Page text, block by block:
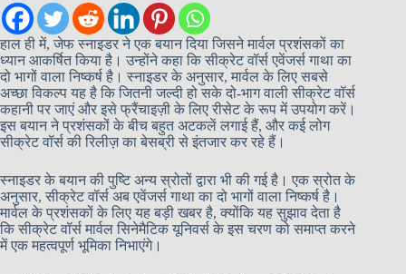
हाल ही में, जेफ स्नाइडर ने एक बयान दिया जिसने मार्वल प्रशंसकों का
ध्यान आकर्षित किया है। उन्होंने कहा कि सीक्रेट वॉर्स एवेंजर्स गाथा का
दो भागों वाला निष्कर्ष है। स्नाइडर के अनुसार, मार्वल के लिए सबसे
अच्छा विकल्प यह है कि जितनी जल्दी हो सके दो-भाग वाली सीक्रेट वॉर्स
कहानी पर जाएं और इसे फ्रैंचाइज़ी के लिए रीसेट के रूप में उपयोग करें।
इस बयान ने प्रशंसकों के बीच बहुत अटकलें लगाई हैं, और कई लोग
सीक्रेट वॉर्स की रिलीज़ का बेसब्री से इंतजार कर रहे हैं।
स्नाइडर के बयान की पुष्टि अन्य स्रोतों द्वारा भी की गई है। एक स्रोत के
अनुसार, सीक्रेट वॉर्स अब एवेंजर्स गाथा का दो भागों वाला निष्कर्ष है।
मार्वल के प्रशंसकों के लिए यह बड़ी खबर है, क्योंकि यह सुझाव देता है
कि सीक्रेट वॉर्स मार्वल सिनेमैटिक यूनिवर्स के इस चरण को समाप्त करने
में एक महत्वपूर्ण भूमिका निभाएंगे।